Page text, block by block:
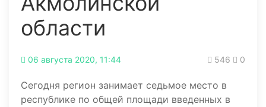
области
06 августа 2020, 11:44 546 0
Сегодня регион занимает седьмое место в
республике по общей площади введенных в